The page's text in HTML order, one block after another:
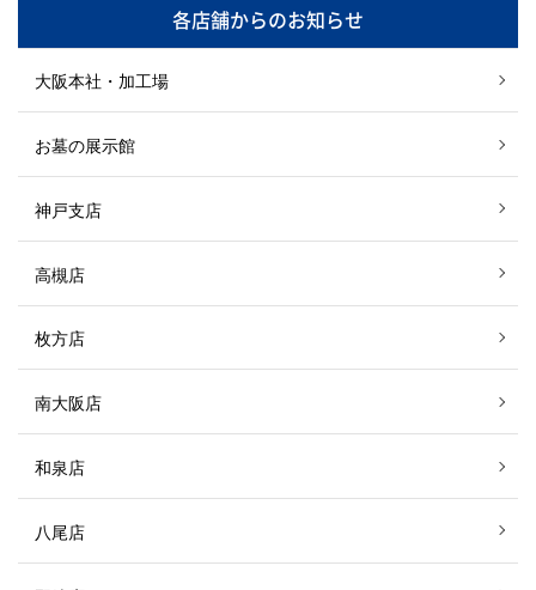
各店舗からのお知らせ
大阪本社・加工場
お墓の展示館
神戸支店
高槻店
枚方店
南大阪店
和泉店
八尾店